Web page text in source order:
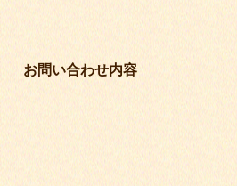
お問い合わせ内容